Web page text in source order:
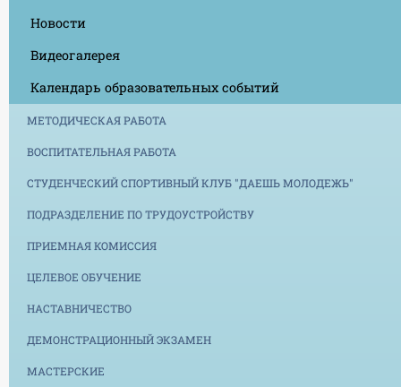
Новости
Видеогалерея
Календарь образовательных событий
МЕТОДИЧЕСКАЯ РАБОТА
ВОСПИТАТЕЛЬНАЯ РАБОТА
СТУДЕНЧЕСКИЙ СПОРТИВНЫЙ КЛУБ "ДАЕШЬ МОЛОДЕЖЬ"
ПОДРАЗДЕЛЕНИЕ ПО ТРУДОУСТРОЙСТВУ
ПРИЕМНАЯ КОМИССИЯ
ЦЕЛЕВОЕ ОБУЧЕНИЕ
НАСТАВНИЧЕСТВО
ДЕМОНСТРАЦИОННЫЙ ЭКЗАМЕН
МАСТЕРСКИЕ